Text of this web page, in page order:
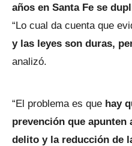
años en Santa Fe se
“Lo cual da cuenta que
y las leyes son duras,
analizó.
“El problema es que hay
prevención que
delito y la reducción de